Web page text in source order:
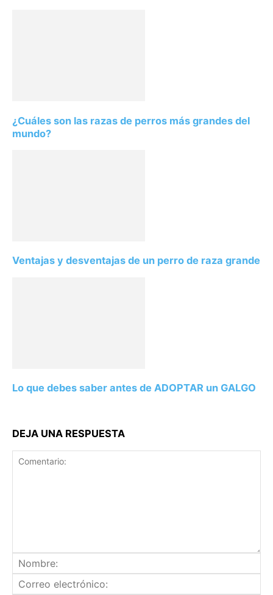
¿Cuáles son las razas de perros más grandes del
mundo?
Ventajas y desventajas de un perro de raza grande
Lo que debes saber antes de ADOPTAR un GALGO
DEJA UNA RESPUESTA